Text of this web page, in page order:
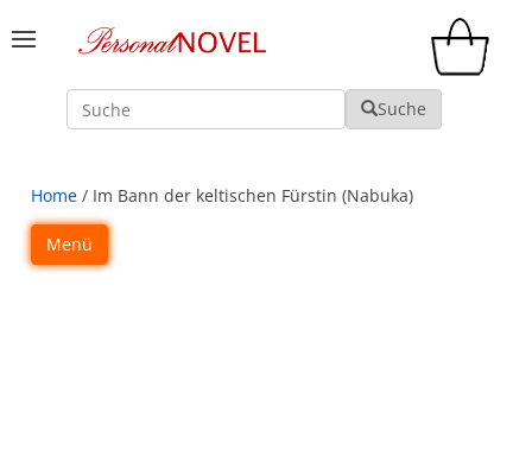
Suche Suche
Home / Im Bann der keltischen Fürstin (Nabuka)
Menü